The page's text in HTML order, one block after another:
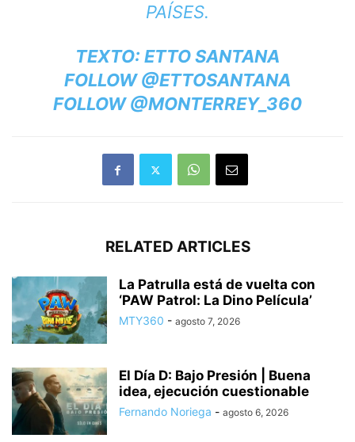
PAÍSES.
TEXTO: ETTO SANTANA
FOLLOW @ETTOSANTANA
FOLLOW @MONTERREY_360
RELATED ARTICLES
La Patrulla está de vuelta con
‘PAW Patrol: La Dino Película’
MTY360 - agosto 7, 2026
El Día D: Bajo Presión | Buena
idea, ejecución cuestionable
Fernando Noriega - agosto 6, 2026